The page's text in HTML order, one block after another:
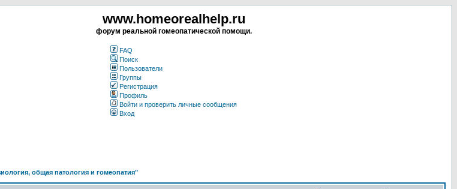
www.homeorealhelp.ru
форум реальной гомеопатической помощи.
FAQ
Поиск
Пользователи
Группы
Регистрация
Профиль
Войти и проверить личные сообщения
Вход
общая патология и гомеопатия"